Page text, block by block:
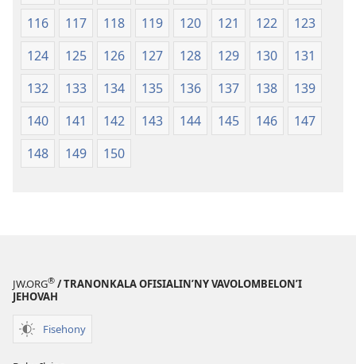
116
117 118 119 120 121 122
123
124
125 126 127 128 129 130
131
132
133 134 135 136 137 138
139
140
141 142 143 144 145 146
147
148
149 150
JW.ORG® / TRANONKALA OFISIALIN’NY VAVOLOMBELON’I
JEHOVAH
Fisehony